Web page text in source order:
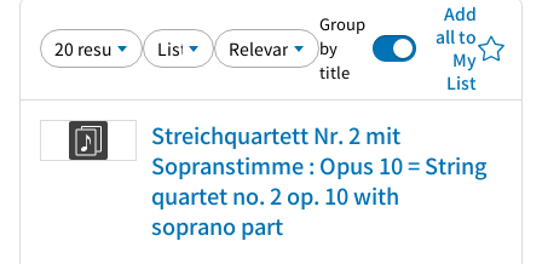
Group
by
title
Add
all to
My
List
Streichquartett Nr. 2 mit
Sopranstimme : Opus 10 = String
quartet no. 2 op. 10 with
soprano part